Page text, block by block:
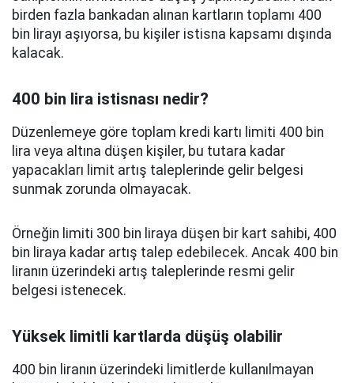
birden fazla bankadan alınan kartların toplamı 400
bin lirayı aşıyorsa, bu kişiler istisna kapsamı dışında
kalacak.
400 bin lira istisnası nedir?
Düzenlemeye göre toplam kredi kartı limiti 400 bin
lira veya altına düşen kişiler, bu tutara kadar
yapacakları limit artış taleplerinde gelir belgesi
sunmak zorunda olmayacak.
Örneğin limiti 300 bin liraya düşen bir kart sahibi, 400
bin liraya kadar artış talep edebilecek. Ancak 400 bin
liranın üzerindeki artış taleplerinde resmi gelir
belgesi istenecek.
Yüksek limitli kartlarda düşüş olabilir
400 bin liranın üzerindeki limitlerde kullanılmayan